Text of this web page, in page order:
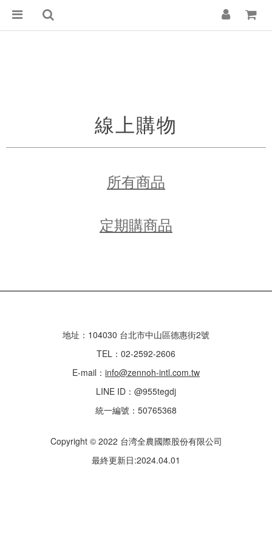
線上購物
所有商品
定期購商品
地址：104030 台北市中山區德惠街2號
TEL：02-2592-2606
E-mail： info@zennoh-intl.com.tw
LINE ID：@955tegdj
統一編號：50765368
Copyright © 2022 台湾全農國際股份有限公司
最終更新日:2024.04.01